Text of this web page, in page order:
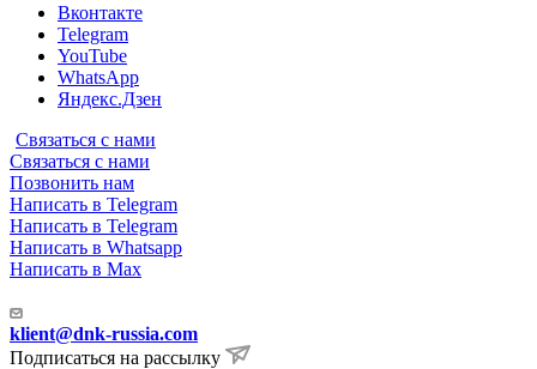
Вконтакте
Telegram
YouTube
WhatsApp
Яндекс.Дзен
Связаться с нами
Связаться с нами
Позвонить нам
Написать в Telegram
Написать в Telegram
Написать в Whatsapp
Написать в Max
klient@dnk-russia.com
Подписаться на рассылку